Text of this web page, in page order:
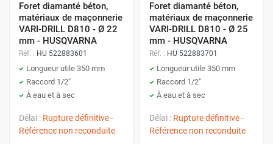
Foret diamanté béton,
matériaux de maçonnerie
VARI-DRILL D810 - Ø 22
mm - HUSQVARNA
Réf. : HU 522883601
Longueur utile 350 mm
Raccord 1/2"
À eau et à sec
Délai : Rupture définitive -
Référence non reconduite
Foret diamanté béton,
matériaux de maçonnerie
VARI-DRILL D810 - Ø 25
mm - HUSQVARNA
Réf. : HU 522883701
Longueur utile 350 mm
Raccord 1/2"
À eau et à sec
Délai : Rupture définitive -
Référence non reconduite